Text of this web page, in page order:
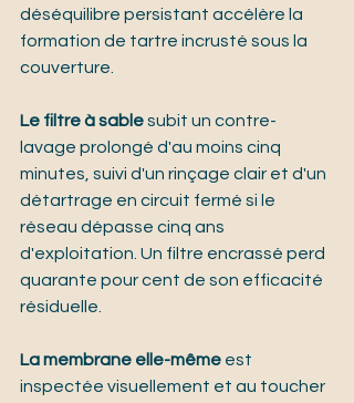
déséquilibre persistant accélère la
formation de tartre incrusté sous la
couverture.
Le filtre à sable subit un contre-
lavage prolongé d'au moins cinq
minutes, suivi d'un rinçage clair et d'un
détartrage en circuit fermé si le
réseau dépasse cinq ans
d'exploitation. Un filtre encrassé perd
quarante pour cent de son efficacité
résiduelle.
La membrane elle-même est
inspectée visuellement et au toucher